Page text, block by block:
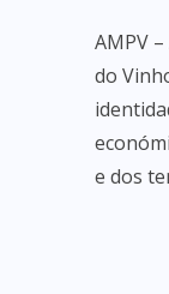
AMPV
do
e dos